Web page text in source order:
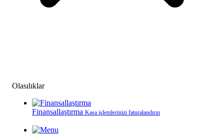
Olasılıklar
Finansallaştırma Kasa işlemlerinizi faturalandırın